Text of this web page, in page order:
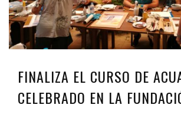
FINALIZA EL CURSO DE
CELEBRADO EN LA